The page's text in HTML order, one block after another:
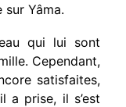
Yâma.
qui lui sont
Cependant,
satisfaites,
a prise, il s’est